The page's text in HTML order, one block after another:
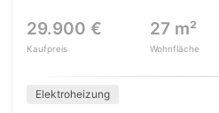
29.900 €
Kaufpreis
27 m²
Wohnfläche
Elektroheizung